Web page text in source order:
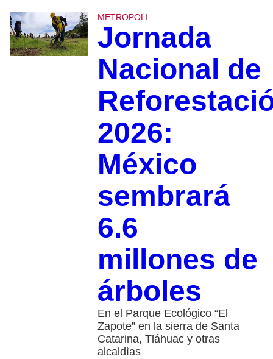
METROPOLI
Jornada
Nacional de
2026:
México
sembrará
6.6
millones de
árboles
En el Parque Ecológico “El
Zapote” en la sierra de Santa
Catarina, Tláhuac y otras
alcaldìas